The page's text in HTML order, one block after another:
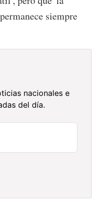
siempre
nacionales e
del día.